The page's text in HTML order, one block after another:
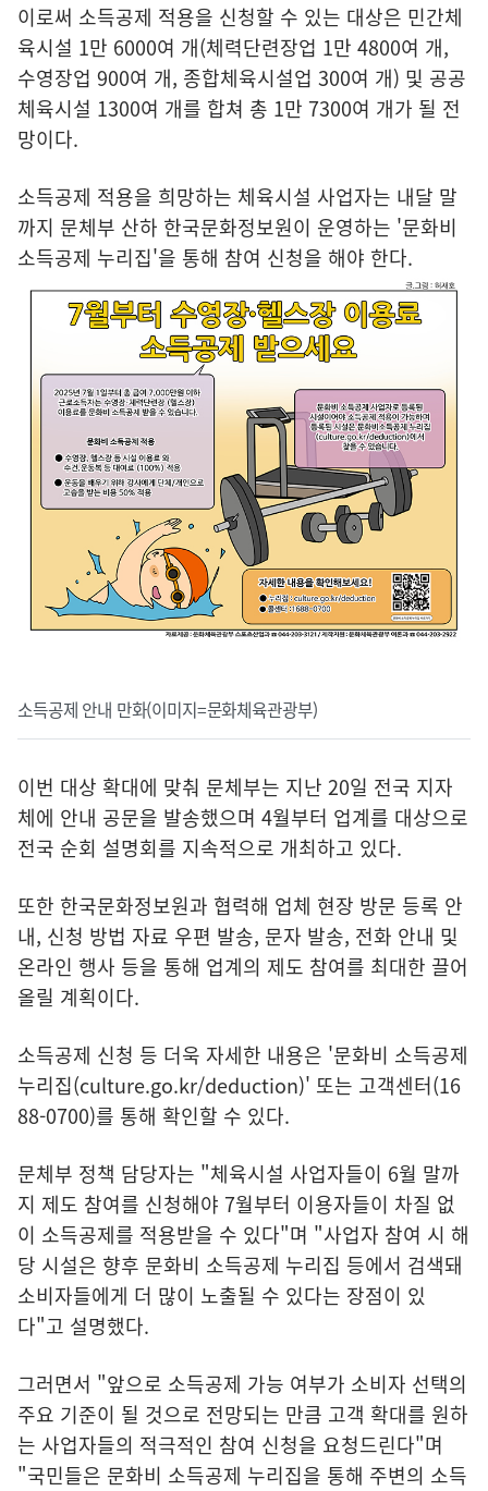
이로써 소득공제 적용을 신청할 수 있는 대상은 민간체
육시설 1만 6000여 개(체력단련장업 1만 4800여 개,
수영장업 900여 개, 종합체육시설업 300여 개) 및 공공
체육시설 1300여 개를 합쳐 총 1만 7300여 개가 될 전
망이다.
소득공제 적용을 희망하는 체육시설 사업자는 내달 말
까지 문체부 산하 한국문화정보원이 운영하는 '문화비
소득공제 누리집'을 통해 참여 신청을 해야 한다.
소득공제 안내 만화(이미지=문화체육관광부)
이번 대상 확대에 맞춰 문체부는 지난 20일 전국 지자
체에 안내 공문을 발송했으며 4월부터 업계를 대상으로
전국 순회 설명회를 지속적으로 개최하고 있다.
또한 한국문화정보원과 협력해 업체 현장 방문 등록 안
내, 신청 방법 자료 우편 발송, 문자 발송, 전화 안내 및
온라인 행사 등을 통해 업계의 제도 참여를 최대한 끌어
올릴 계획이다.
소득공제 신청 등 더욱 자세한 내용은 '문화비 소득공제
누리집(culture.go.kr/deduction)' 또는 고객센터(16
88-0700)를 통해 확인할 수 있다.
문체부 정책 담당자는 "체육시설 사업자들이 6월 말까
지 제도 참여를 신청해야 7월부터 이용자들이 차질 없
이 소득공제를 적용받을 수 있다"며 "사업자 참여 시 해
당 시설은 향후 문화비 소득공제 누리집 등에서 검색돼
소비자들에게 더 많이 노출될 수 있다는 장점이 있
다"고 설명했다.
그러면서 "앞으로 소득공제 가능 여부가 소비자 선택의
주요 기준이 될 것으로 전망되는 만큼 고객 확대를 원하
는 사업자들의 적극적인 참여 신청을 요청드린다"며
"국민들은 문화비 소득공제 누리집을 통해 주변의 소득